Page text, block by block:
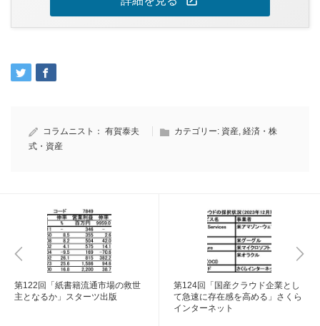
コラムニスト： 有賀泰夫 カテゴリー: 資産, 経済・株
式・資産
第122回「紙書籍流通市場の救世
主となるか」スターツ出版
第124回「国産クラウド企業とし
て急速に存在感を高める」さくら
インターネット